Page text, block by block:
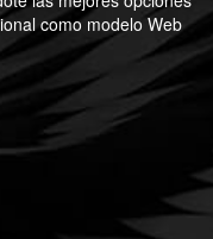
como modelo Web